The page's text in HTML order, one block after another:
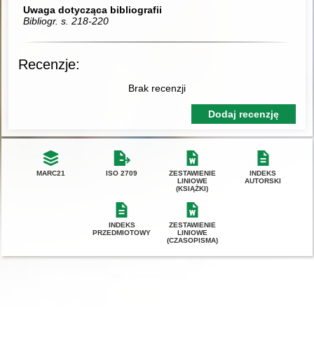
Uwaga dotycząca bibliografii
Bibliogr. s. 218-220
Recenzje:
Brak recenzji
Dodaj recenzję
MARC21 ISO 2709
ZESTAWIENIE
LINIOWE
(KSIĄŻKI)
INDEKS
AUTORSKI
INDEKS
PRZEDMIOTOWY
ZESTAWIENIE
LINIOWE
(CZASOPISMA)